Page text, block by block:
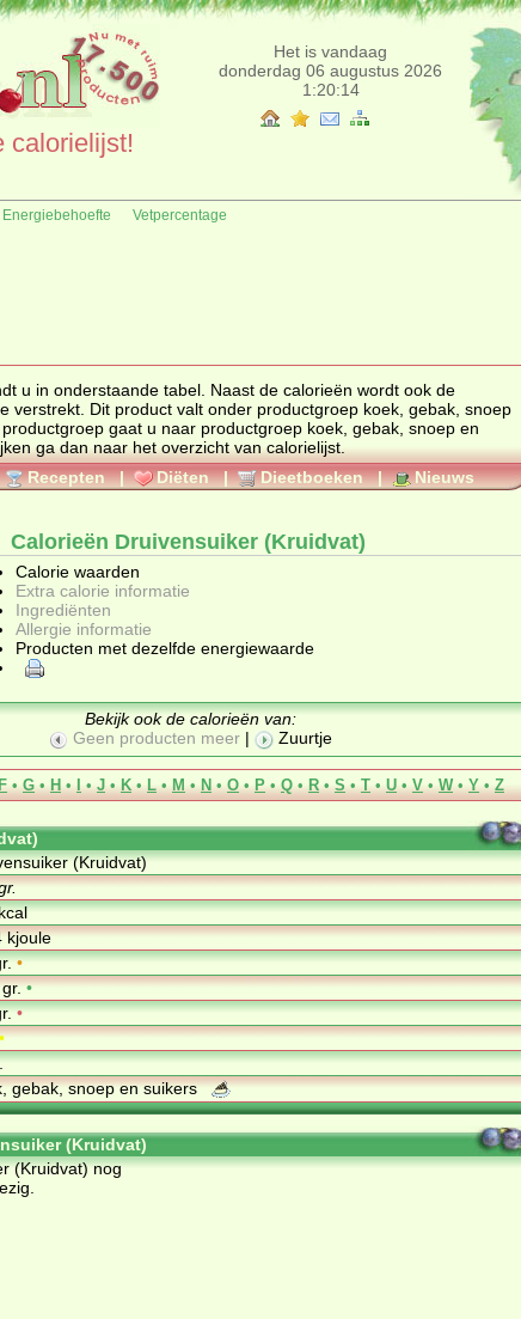
Het is vandaag
donderdag 06 augustus 2026
1:20:14
calorielijst!
Energiebehoefte Vetpercentage
tabel. Naast de calorieën wordt ook de
voedingswaarde, ingrediënten en allergenen informatie verstrekt. Dit product valt onder productgroep koek, gebak, snoep
gaat u naar productgroep koek, gebak, snoep en
. Wilt u meerdere calorieën van producten bekijken ga dan naar het overzicht van calorielijst.
Recepten | Diëten | Dieetboeken |
Nieuws
Calorieën Druivensuiker (Kruidvat)
Calorie waarden
Extra calorie informatie
Ingrediënten
Allergie informatie
Producten met dezelfde energiewaarde
Bekijk ook de calorieën van:
Geen producten meer | Zuurtje
• G • H • I • J • K • L • M • N • O • P • Q • R • S • T • U • V • W • Y • Z
(Kruidvat)
kjoule
•
gr.•
•
•
gebak, snoep en suikers
(Kruidvat)
(Kruidvat) nog